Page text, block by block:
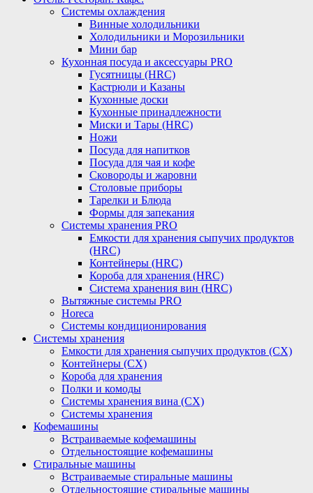
Системы охлаждения
Винные холодильники
Холодильники и Морозильники
Мини бар
Кухонная посуда и аксессуары PRO
Гусятницы (HRC)
Кастрюли и Казаны
Кухонные доски
Кухонные принадлежности
Миски и Тары (HRC)
Ножи
Посуда для напитков
Посуда для чая и кофе
Сковороды и жаровни
Столовые приборы
Тарелки и Блюда
Формы для запекания
Системы хранения PRO
Емкости для хранения сыпучих продуктов
(HRC)
Контейнеры (HRC)
Короба для хранения (HRC)
Система хранения вин (HRC)
Вытяжные системы PRO
Horeca
Системы кондиционирования
Системы хранения
Емкости для хранения сыпучих продуктов (СХ)
Контейнеры (СХ)
Короба для хранения
Полки и комоды
Системы хранения вина (СХ)
Системы хранения
Кофемашины
Встраиваемые кофемашины
Отдельностоящие кофемашины
Стиральные машины
Встраиваемые стиральные машины
Отдельностоящие стиральные машины